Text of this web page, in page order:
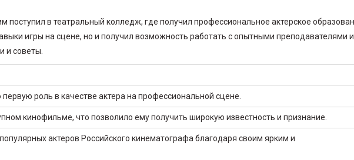
поступил в театральный колледж, где получил профессиональное актерское
игры на сцене, но и получил возможность работать с опытными преподавателями и
и советы.
роль в качестве актера на профессиональной сцене.
кинофильме, что позволило ему получить широкую известность и признание.
актеров Российского кинематографа благодаря своим ярким и